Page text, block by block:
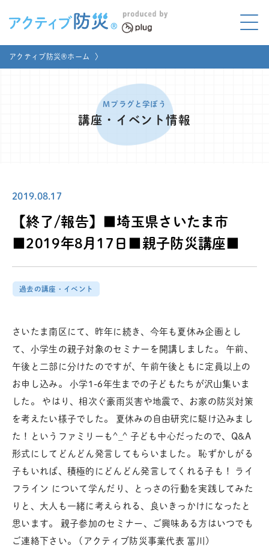
アクティブ防災とは?
家庭でやってみよう
メディア掲載
お問い合わせ 運営団体
アクティブ防災®ホーム 〉
Mプラグと学ぼう
講座・イベント情報
2019.08.17
【終了/報告】■埼玉県さいたま市
■2019年8月17日■親子防災講座■
過去の講座・イベント
さいたま南区にて、昨年に続き、今年も夏休み企画とし
て、小学生の親子対象のセミナーを開講しました。 午前、
午後と二部に分けたのですが、午前午後ともに定員以上の
お申し込み。 小学1-6年生までの子どもたちが沢山集いま
した。 やはり、相次ぐ豪雨災害や地震で、お家の防災対策
を考えたい様子でした。 夏休みの自由研究に駆け込みまし
た！というファミリーも^_^ 子ども中心だったので、Q&A
形式にしてどんどん発言してもらいました。 恥ずかしがる
子もいれば、積極的にどんどん発言してくれる子も！ ライ
フライン について学んだり、とっさの行動を実践してみた
りと、大人も一緒に考えられる、良いきっかけになったと
思います。 親子参加のセミナー、ご興味ある方はいつでも
ご連絡下さい。 (アクティブ防災事業代表 冨川)